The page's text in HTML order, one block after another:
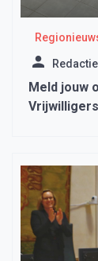
Redactie
Meld jouw